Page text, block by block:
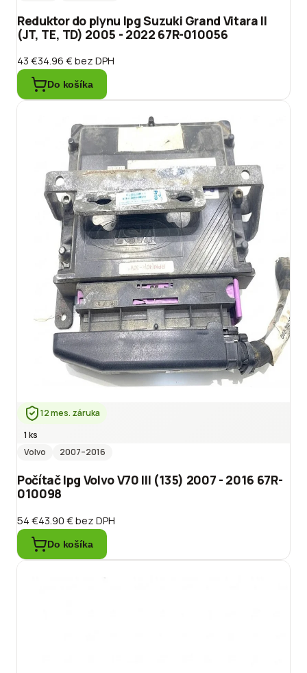
Reduktor do plynu lpg Suzuki Grand Vitara II
(JT, TE, TD) 2005 - 2022 67R-010056
43 €34.96 €bez DPH
Do košíka
12 mes. záruka
1 ks
Volvo
2007–2016
Počítač lpg Volvo V70 III (135) 2007 - 2016 67R-
010098
54 €43.90 €bez DPH
Do košíka